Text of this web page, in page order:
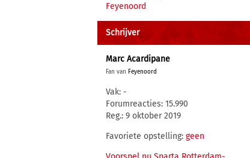
Feyenoord
Schrijver
Marc Acardipane
Fan van Feyenoord
Vak: -
Forumreacties: 15.990
Reg.: 9 oktober 2019
Favoriete opstelling: geen